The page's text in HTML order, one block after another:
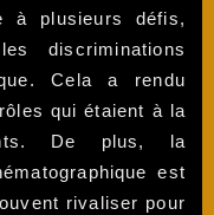
à plusieurs défis,
discriminations
Cela a rendu
qui étaient à la
De plus, la
est
rivaliser pour